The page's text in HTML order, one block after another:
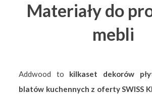
Materiały do
mebli
Addwood to kilkaset dekorów
blatów kuchennych z oferty SWISS